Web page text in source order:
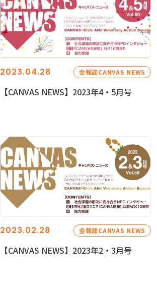
2023.04.28 会報誌CANVAS NEWS
【CANVAS NEWS】2023年4・5月号
2023.02.28 会報誌CANVAS NEWS
【CANVAS NEWS】2023年2・3月号